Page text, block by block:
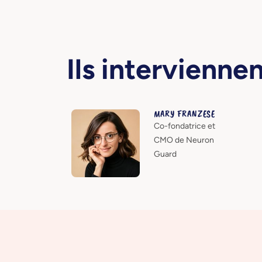
Ils
MARY FRANZESE
Co-fondatrice et
CMO de Neuron
Guard